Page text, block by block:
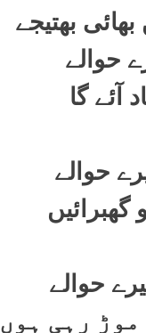
بھتیجے
حوالے
آئے گا
حوالے
حوالے
رہی ہوں